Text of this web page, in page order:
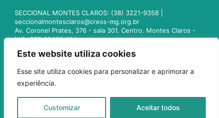
Este website utiliza cookies
Esse site utiliza cookies para personalizar e aprimorar a
experiência.
Customizar Aceitar todos
SECCIONAL MONTES CLAROS: (38) 3221-9358 |
seccionalmontesclaros@cress-mg.org.br
Av. Coronel Prates, 376 - sala 301. Centro. Montes Claros -
MG. CEP 39400-104
seccionaluberlandia@cress-mg.org.br
Av. Afonso Pena, 547 - sala 101. Uberlândia - MG. CEP